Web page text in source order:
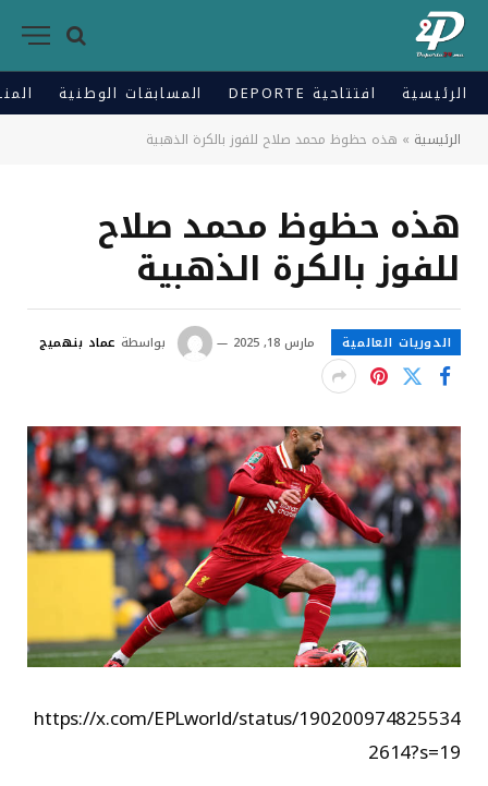
الرئيسية افتتاحية DEPORTE المسابقات الوطنية
الرئيسية » هذه حظوظ محمد صلاح للفوز بالكرة الذهبية
هذه حظوظ محمد صلاح
للفوز بالكرة الذهبية
الدوريات العالمية مارس 18, 2025 بواسطة عماد بنهميج
https://x.com/EPLworld/status/190200974825534
2614?s=19